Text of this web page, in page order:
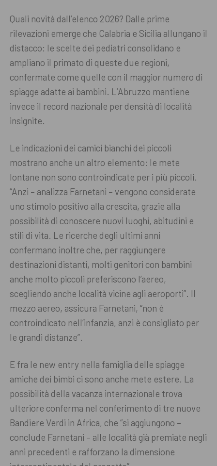
Quali novità dall’elenco 2026? Dalle prime
rilevazioni emerge che Calabria e Sicilia allungano il
distacco: le scelte dei pediatri consolidano e
ampliano il primato di queste due regioni,
confermate come quelle con il maggior numero di
spiagge adatte ai bambini. L’Abruzzo mantiene
invece il record nazionale per densità di località
insignite.
Le indicazioni dei camici bianchi dei piccoli
mostrano anche un altro elemento: le mete
lontane non sono controindicate per i più piccoli.
“Anzi – analizza Farnetani – vengono considerate
uno stimolo positivo alla crescita, grazie alla
possibilità di conoscere nuovi luoghi, abitudini e
stili di vita. Le ricerche degli ultimi anni
confermano inoltre che, per raggiungere
destinazioni distanti, molti genitori con bambini
anche molto piccoli preferiscono l’aereo,
scegliendo anche località vicine agli aeroporti”. Il
mezzo aereo, assicura Farnetani, “non è
controindicato nell’infanzia, anzi è consigliato per
le grandi distanze”.
E fra le new entry nella famiglia delle spiagge
amiche dei bimbi ci sono anche mete estere. La
possibilità della vacanza internazionale trova
ulteriore conferma nel conferimento di tre nuove
Bandiere Verdi in Africa, che “si aggiungono –
conclude Farnetani – alle località già premiate negli
anni precedenti e rafforzano la dimensione